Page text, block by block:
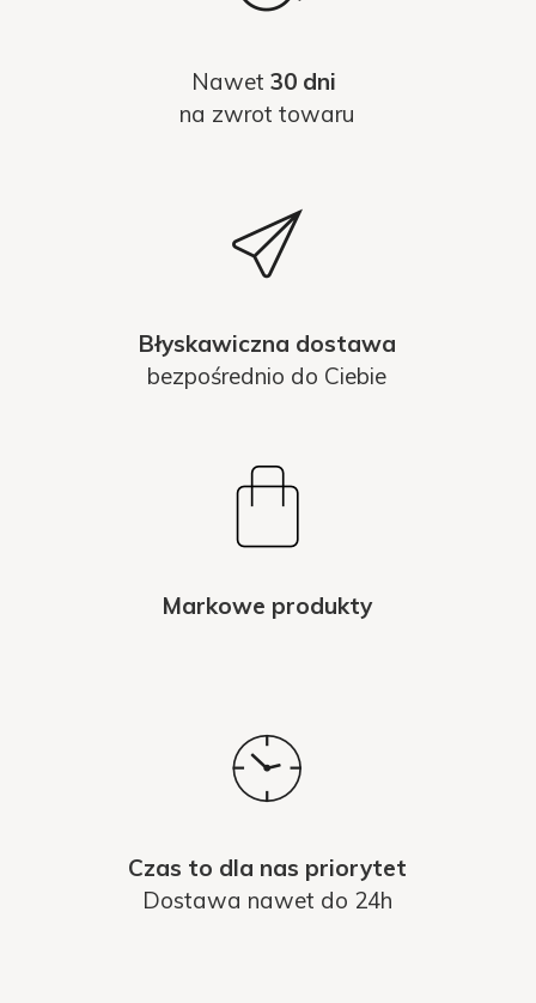
Nawet 30 dni
na zwrot towaru
Błyskawiczna dostawa
bezpośrednio do Ciebie
Markowe produkty
Czas to dla nas priorytet
Dostawa nawet do 24h